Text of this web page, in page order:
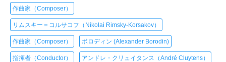
作曲家（Composer）
リムスキー＝コルサコフ（Nikolai Rimsky-Korsakov）
作曲家（Composer） ボロディン (Alexander Borodin)
指揮者（Conductor） アンドレ・クリュイタンス（André Cluytens）